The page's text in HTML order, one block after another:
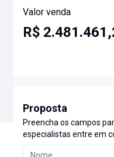
Valor venda
R$
Proposta
Preencha os campos
especialistas entre em